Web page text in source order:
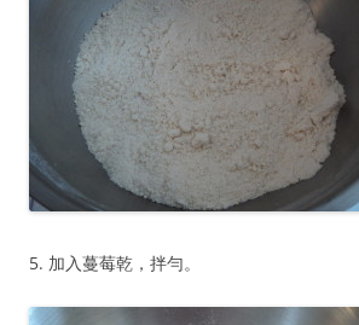
5. 加入蔓莓乾，拌勻。